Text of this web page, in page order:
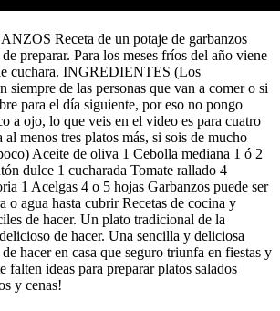
Receta de un potaje de garbanzos
preparar. Para los meses fríos del año viene
cuchara. INGREDIENTES (Los
siempre de las personas que van a comer o si
para el día siguiente, por eso no pongo
a ojo, lo que veis en el video es para cuatro
al menos tres platos más, si sois de mucho
Aceite de oliva 1 Cebolla mediana 1 ó 2
dulce 1 cucharada Tomate rallado 4
1 Acelgas 4 o 5 hojas Garbanzos puede ser
o agua hasta cubrir Recetas de cocina y
de hacer. Un plato tradicional de la
de hacer. Una sencilla y deliciosa
hacer en casa que seguro triunfa en fiestas y
falten ideas para preparar platos salados
y cenas!